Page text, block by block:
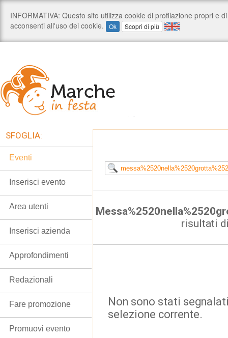
risultati
Non sono stati
selezione corrente.
SFOGLIA:
Eventi
Inserisci evento
Area utenti
Inserisci azienda
Approfondimenti
Redazionali
Fare promozione
Promuovi evento